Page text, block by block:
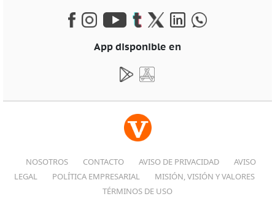
App disponible en
NOSOTROS CONTACTO AVISO DE PRIVACIDAD
AVISO
LEGAL
POLÍTICA EMPRESARIAL
MISIÓN, VISIÓN Y VALORES
TÉRMINOS DE USO